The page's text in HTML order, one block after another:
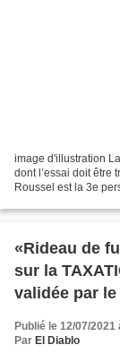
image d'illustration
dont l’essai doit être
Roussel est la 3e
«Rideau de
sur la
validée par le
Publié le 12/07/2021
Par El Diablo